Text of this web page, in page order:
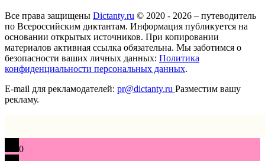
Все права защищены Dictanty.ru © 2020 - 2026 – путеводитель
по Всероссийским диктантам. Информация публикуется на
основании открытых источников. При копировании
материалов активная ссылка обязательна. Мы заботимся о
безопасности ваших личных данных: Политика
конфиденциальности персональных данных.
E-mail для рекламодателей: pr@dictanty.ru Разместим вашу
рекламу.
0